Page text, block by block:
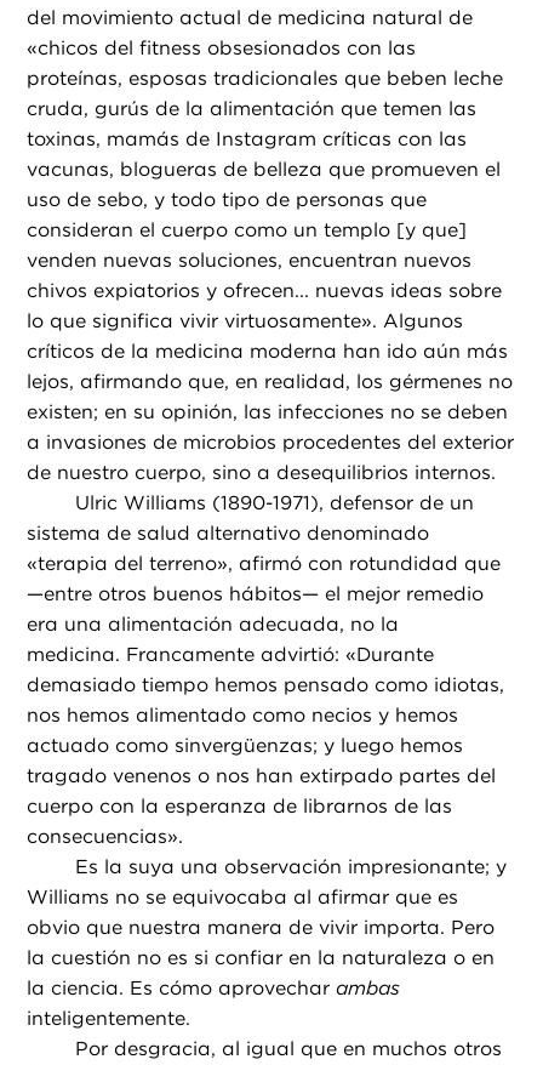
del movimiento actual de medicina natural de
«chicos del fitness obsesionados con las
proteínas, esposas tradicionales que beben leche
cruda, gurús de la alimentación que temen las
toxinas, mamás de Instagram críticas con las
vacunas, blogueras de belleza que promueven el
uso de sebo, y todo tipo de personas que
consideran el cuerpo como un templo [y que]
venden nuevas soluciones, encuentran nuevos
chivos expiatorios y ofrecen... nuevas ideas sobre
lo que significa vivir virtuosamente». Algunos
críticos de la medicina moderna han ido aún más
lejos, afirmando que, en realidad, los gérmenes no
existen; en su opinión, las infecciones no se deben
a invasiones de microbios procedentes del exterior
de nuestro cuerpo, sino a desequilibrios internos.
Ulric Williams (1890-1971), defensor de un
sistema de salud alternativo denominado
«terapia del terreno», afirmó con rotundidad que
—entre otros buenos hábitos— el mejor remedio
era una alimentación adecuada, no la
medicina. Francamente advirtió: «Durante
demasiado tiempo hemos pensado como idiotas,
nos hemos alimentado como necios y hemos
actuado como sinvergüenzas; y luego hemos
tragado venenos o nos han extirpado partes del
cuerpo con la esperanza de librarnos de las
consecuencias».
Es la suya una observación impresionante; y
Williams no se equivocaba al afirmar que es
obvio que nuestra manera de vivir importa. Pero
la cuestión no es si confiar en la naturaleza o en
la ciencia. Es cómo aprovecharambas
inteligentemente.
Por desgracia, al igual que en muchos otros